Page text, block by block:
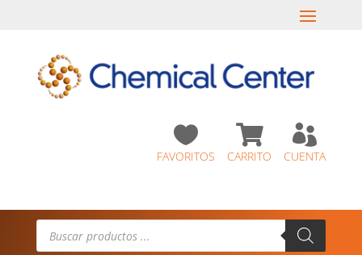

CUENTA

CARRITO

FAVORITOS
Búsqueda
productos